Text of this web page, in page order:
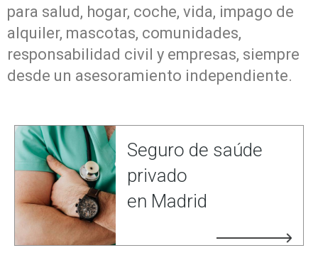
para salud, hogar, coche, vida, impago de
alquiler, mascotas, comunidades,
responsabilidad civil y empresas, siempre
desde un asesoramiento independiente.
Seguro de saúde
privado
en Madrid